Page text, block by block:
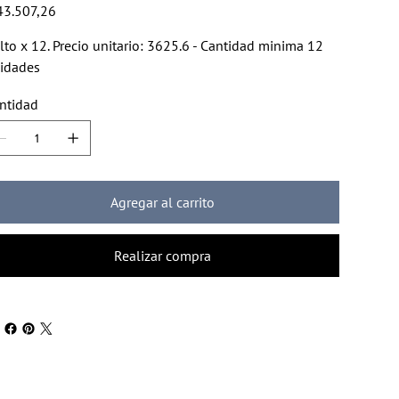
x 12. Precio unitario: 3625.6 - Cantidad minima 12
Agregar al carrito
Realizar compra